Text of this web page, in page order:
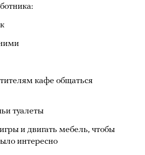
кафе общаться
туалеты
и двигать мебель, чтобы
интересно